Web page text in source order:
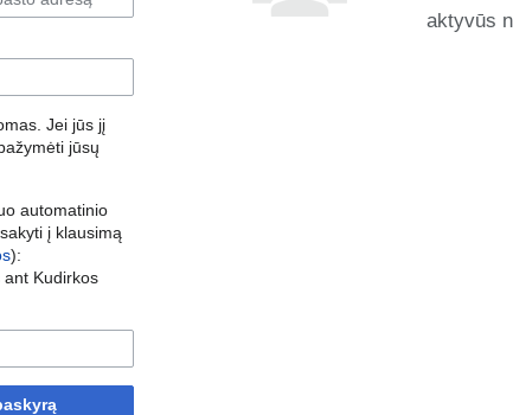
Jei jūs jį
jūsų
automatinio
į klausimą
):
ant Kudirkos
aktyvūs